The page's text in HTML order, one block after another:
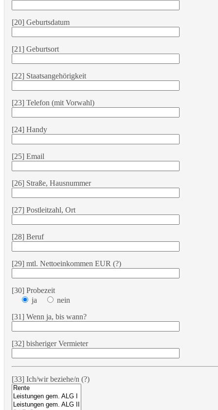
[20] Geburtsdatum
[21] Geburtsort
[22] Staatsangehörigkeit
[23] Telefon (mit Vorwahl)
[24] Handy
[25] Email
[26] Straße, Hausnummer
[27] Postleitzahl, Ort
[28] Beruf
[29] mtl. Nettoeinkommen EUR (?)
[30] Probezeit
ja
nein
[31] Wenn ja, bis wann?
[32] bisheriger Vermieter
[33] Ich/wir beziehe/n (?)